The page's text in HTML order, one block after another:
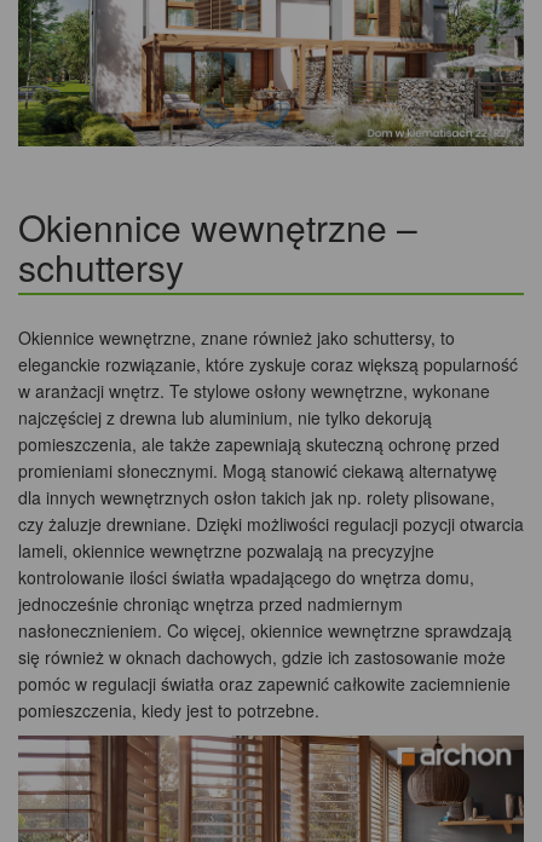
Okiennice wewnętrzne –
schuttersy
Okiennice wewnętrzne, znane również jako schuttersy, to
eleganckie rozwiązanie, które zyskuje coraz większą popularność
w aranżacji wnętrz. Te stylowe osłony wewnętrzne, wykonane
najczęściej z drewna lub aluminium, nie tylko dekorują
pomieszczenia, ale także zapewniają skuteczną ochronę przed
promieniami słonecznymi. Mogą stanowić ciekawą alternatywę
dla innych wewnętrznych osłon takich jak np. rolety plisowane,
czy żaluzje drewniane. Dzięki możliwości regulacji pozycji otwarcia
lameli, okiennice wewnętrzne pozwalają na precyzyjne
kontrolowanie ilości światła wpadającego do wnętrza domu,
jednocześnie chroniąc wnętrza przed nadmiernym
nasłonecznieniem. Co więcej, okiennice wewnętrzne sprawdzają
się również w oknach dachowych, gdzie ich zastosowanie może
pomóc w regulacji światła oraz zapewnić całkowite zaciemnienie
pomieszczenia, kiedy jest to potrzebne.